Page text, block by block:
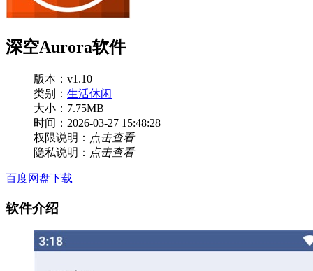
深空Aurora软件
版本：v1.10
类别： 生活休闲
大小：7.75MB
时间：2026-03-27 15:48:28
权限说明： 点击查看
隐私说明： 点击查看
百度网盘下载
软件介绍